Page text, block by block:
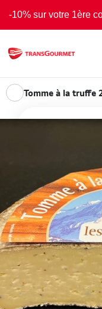
-10% sur votre 1ère
Tomme à la truffe